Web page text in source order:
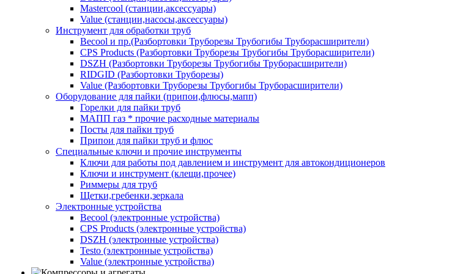
Mastercool (станции,аксессуары)
Value (станции,насосы,аксессуары)
Инструмент для обработки труб
Becool и пр.(Разбортовки Труборезы Трубогибы Труборасширители)
CPS Products (Разбортовки Труборезы Трубогибы Труборасширители)
DSZH (Разбортовки Труборезы Трубогибы Труборасширители)
RIDGID (Разбортовки Труборезы)
Value (Разбортовки Труборезы Трубогибы Труборасширители)
Оборудование для пайки (припои,флюсы,мапп)
Горелки для пайки труб
МАПП газ * прочие расходные материалы
Посты для пайки труб
Припои для пайки труб и флюс
Специальные ключи и прочие инструменты
Ключи для работы под давлением и инструмент для автокондиционеров
Ключи и инструмент (клещи,прочее)
Риммеры для труб
Щетки,гребенки,зеркала
Электронные устройства
Becool (электронные устройства)
CPS Products (электронные устройства)
DSZH (электронные устройства)
Testo (электронные устройства)
Value (электронные устройства)